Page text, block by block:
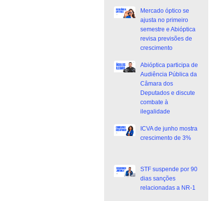
Mercado óptico se
ajusta no primeiro
semestre e Abióptica
revisa previsões de
crescimento
Abióptica participa de
Audiência Pública da
Câmara dos
Deputados e discute
combate à
ilegalidade
ICVA de junho mostra
crescimento de 3%
STF suspende por 90
dias sanções
relacionadas a NR-1